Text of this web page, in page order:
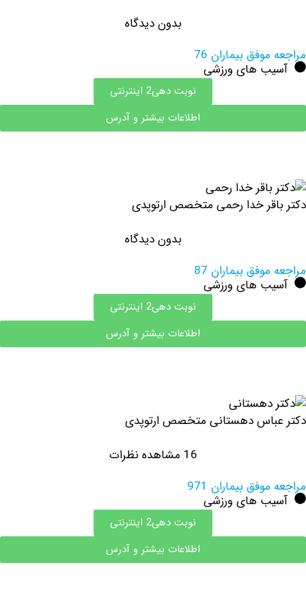
بدون دیدگاه
بیماران 76
های ورزشی
نوبت دهی2 اینترنتی
اطلاعات بیشتر و آدرس
خدا رحمی متخصص ارتوپدی
بدون دیدگاه
بیماران 87
های ورزشی
نوبت دهی2 اینترنتی
اطلاعات بیشتر و آدرس
دهستانی متخصص ارتوپدی
بیماران 971
های ورزشی
نوبت دهی2 اینترنتی
اطلاعات بیشتر و آدرس